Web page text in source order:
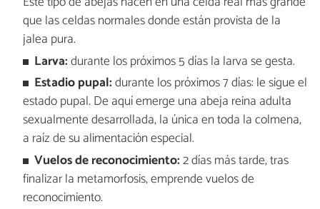
que las celdas normales donde están provista de la
jalea pura.
Larva:durante los próximos 5 días la larva se gesta.
Estadio pupal:durante los próximos 7 días: le sigue el
estado pupal. De aquí emerge una abeja reina adulta
sexualmente desarrollada, la única en toda la colmena,
a raíz de su alimentación especial.
Vuelosdereconocimiento:2 días más tarde, tras
finalizar la metamorfosis, emprende vuelos de
reconocimiento.